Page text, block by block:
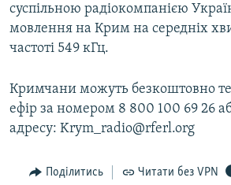
суспільною радіокомпанією
мовлення на Крим на середніх
частоті 549 кГц.
Кримчани можуть безкоштовно
ефір за номером 8 800 100 69 26
адресу: Krym_radio@rferl.org
Поділитись Читати без VPN